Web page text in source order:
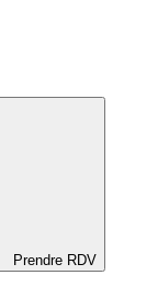
Prendre RDV